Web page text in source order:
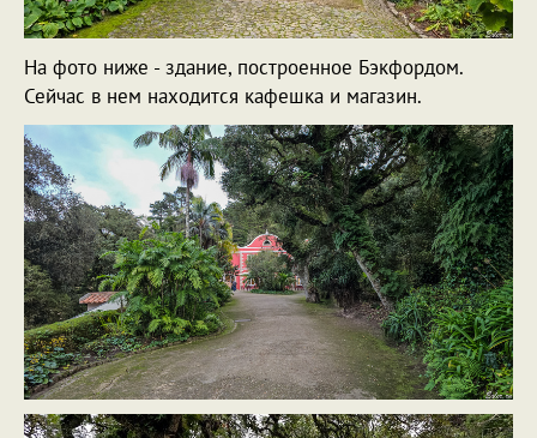
На фото ниже - здание, построенное Бэкфордом.
Сейчас в нем находится кафешка и магазин.